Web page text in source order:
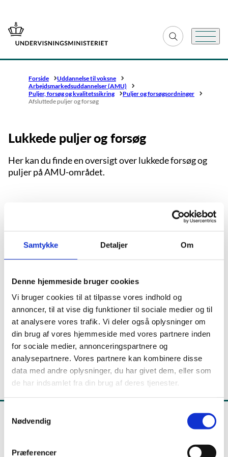
Samtykke Detaljer Om
Denne hjemmeside bruger cookies
Vi bruger cookies til at tilpasse vores indhold og
annoncer, til at vise dig funktioner til sociale medier og til
at analysere vores trafik. Vi deler også oplysninger om
din brug af vores hjemmeside med vores partnere inden
for sociale medier, annonceringspartnere og
analysepartnere. Vores partnere kan kombinere disse
data med andre oplysninger, du har givet dem, eller som
de har indsamlet fra din brug af deres tjenester.
Nødvendig
Præferencer
Gå til forsiden Fold søgefelt ud
Menu
Forside
Uddannelse til voksne
Arbejdsmarkeds­uddannelser (AMU)
Puljer, forsøg og kvalitetssikring
Puljer og forsøgsordninger
Afsluttede puljer og forsøg
Lukkede puljer og forsøg
Her kan du finde en oversigt over lukkede forsøg og
puljer på AMU-området.
Fri-institutionsforsøg
Fri-institutionsforsøget havde til formål at teste
Historiske dokumenter vedrørende
tidligere UUL-puljer
Ældre dokumenter.
Undervisningsministeriet